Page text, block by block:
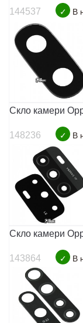
144537 ✓ В
Скло камери
148236 ✓ В
Скло камери
143864 ✓ В